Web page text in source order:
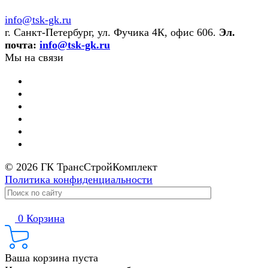
info@tsk-gk.ru
г. Санкт-Петербург, ул. Фучика 4К, офис 606. Эл.
почта: info@tsk-gk.ru
Мы на связи
© 2026 ГК ТрансСтройКомплект
Политика конфиденциальности
0 Корзина
Ваша корзина пуста